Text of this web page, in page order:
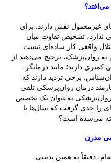
غیرمعمول نقش دارند. برای
ندارد، تشخیص تفاوت میان
واقعی کار ساده‌ای نیست.
به روان‌پزشک، ترجیح می‌دهند از
دارند؛ مانند درمانگر،
برخی تردید دارند که
درمان روان‌پزشکی تلقی
به‌عنوان یک تخصص
را جدی گرفت که سال‌ها با
می‌شده است؟
مدرن
دقیقاً به همین بدبینی